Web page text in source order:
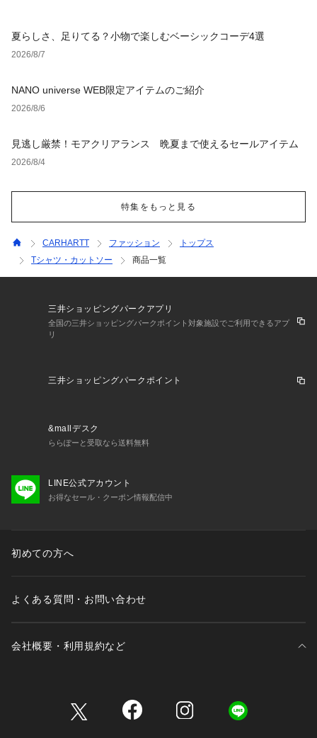
夏らしさ、足りてる？小物で楽しむベーシックコーデ4選
2026/8/7
NANO universe WEB限定アイテムのご紹介
2026/8/6
見逃し厳禁！モアクリアランス 晩夏まで使えるセールアイテム
2026/8/4
特集をもっと見る
CARHARTT ファッション
トップス
Tシャツ・カットソー
商品一覧
三井ショッピングパークアプリ
全国の三井ショッピングパークポイント対象施設でご利用できるアプ
リ
三井ショッピングパークポイント
&mallデスク
ららぽーと受取なら送料無料
LINE公式アカウント
お得なセール・クーポン情報配信中
初めての方へ
よくある質問・お問い合わせ
会社概要・利用規約など